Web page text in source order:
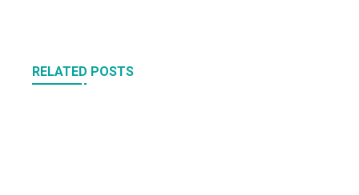
RELATED POSTS